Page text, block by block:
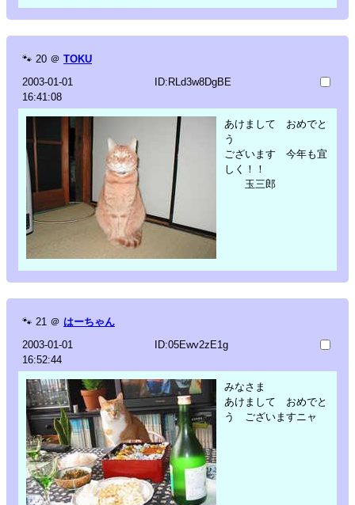
🐾 20 ＠ TOKU
2003-01-01
16:41:08
ID:RLd3w8DgBE
あけまして おめでと
う
ございます 今年も宜
しく！！
玉三郎
🐾 21 ＠ はーちゃん
2003-01-01
16:52:44
ID:05Ewv2zE1g
みなさま
あけまして おめでと
う ございますニャ